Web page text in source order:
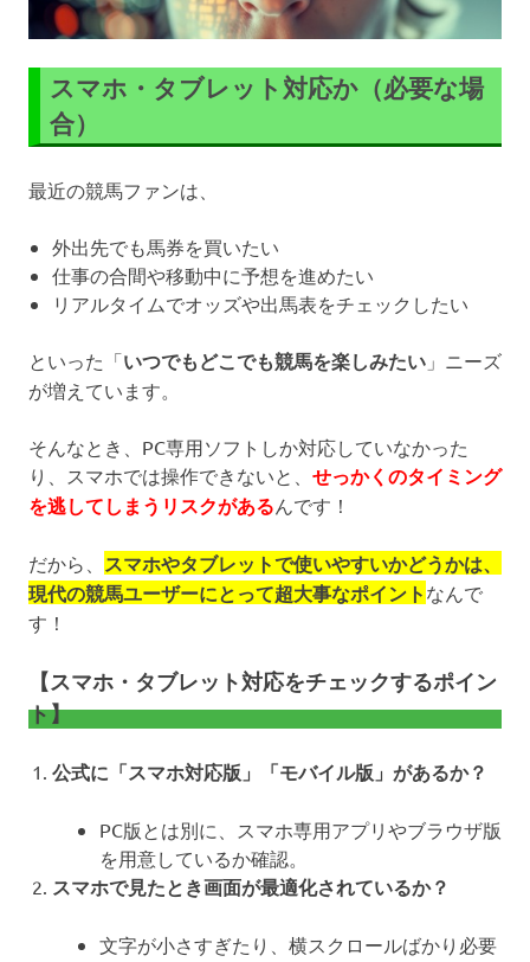
スマホ・タブレット対応か（必要な場
合）
最近の競馬ファンは、
外出先でも馬券を買いたい
仕事の合間や移動中に予想を進めたい
リアルタイムでオッズや出馬表をチェックしたい
といった「いつでもどこでも競馬を楽しみたい 」ニーズ
が増えています。
そんなとき、PC専用ソフトしか対応していなかった
り、スマホでは操作できないと、 せっかくのタイミング
を逃してしまうリスクがあるんです！
だから、 スマホやタブレットで使いやすいかどうかは、
現代の競馬ユーザーにとって超大事なポイント なんで
す！
【スマホ・タブレット対応をチェックするポイン
ト】
公式に「スマホ対応版」「モバイル版」があるか？
PC版とは別に、スマホ専用アプリやブラウザ版
を用意しているか確認。
スマホで見たとき画面が最適化されているか？
文字が小さすぎたり、横スクロールばかり必要